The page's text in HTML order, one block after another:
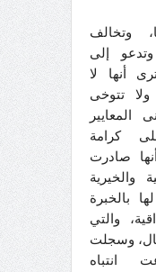
وتخالف
وتدعو إلى
أنها لا
ولا تتوخى
المعايير
كرامة
صادرت
والخيرية
بالخبرة
والتي
وسجلت
انتباه